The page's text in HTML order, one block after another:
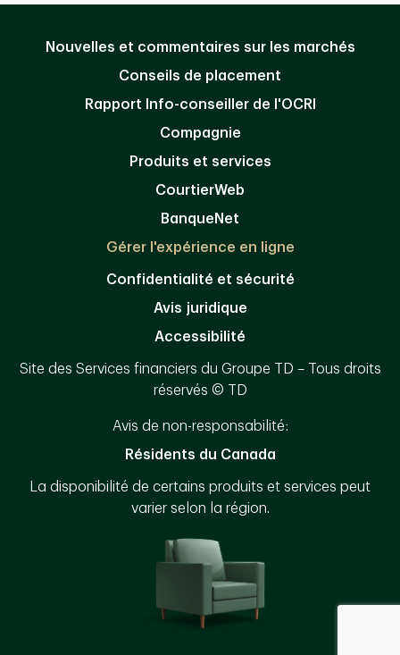
Nouvelles et commentaires sur les marchés
Conseils de placement
Rapport Info-conseiller de l'OCRI
Compagnie
Produits et services
CourtierWeb
BanqueNet
Gérer l'expérience en ligne
Confidentialité et sécurité
Avis juridique
Accessibilité
Site des Services financiers du Groupe TD – Tous droits
réservés © TD
Avis de non-responsabilité:
Résidents du Canada
La disponibilité de certains produits et services peut
varier selon la région.